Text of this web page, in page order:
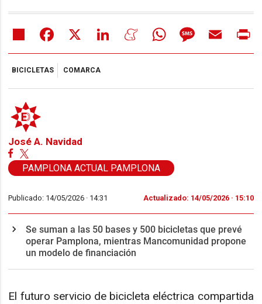
Share Facebook LinkedIn MeneameWhatsAppMessageEmail
BICICLETAS COMARCA
José A. Navidad
PAMPLONA ACTUAL PAMPLONA
Publicado: 14/05/2026 · 14:31 Actualizado: 14/05/2026 · 15:10
Se suman a las 50 bases y 500 bicicletas que prevé
operar Pamplona, mientras Mancomunidad propone
un modelo de financiación
El futuro servicio de bicicleta eléctrica compartida